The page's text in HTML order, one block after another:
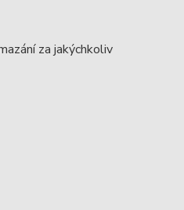
za jakýchkoliv